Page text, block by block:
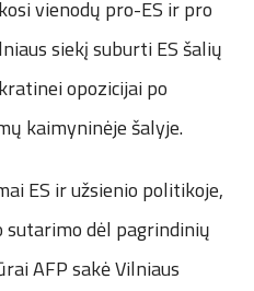
vienodų pro-ES ir pro
siekį suburti ES šalių
opozicijai po
kaimyninėje šalyje.
ES ir užsienio politikoje,
dėl pagrindinių
AFP sakė Vilniaus